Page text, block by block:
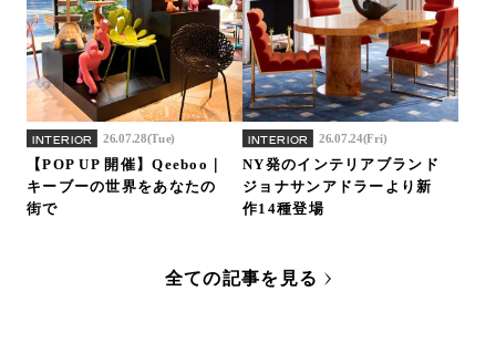
INTERIOR 26.07.28(Tue)
【POP UP 開催】Qeeboo｜
キーブーの世界をあなたの
街で
INTERIOR 26.07.24(Fri)
NY発のインテリアブランド
ジョナサンアドラーより新
作14種登場
全ての記事を見る